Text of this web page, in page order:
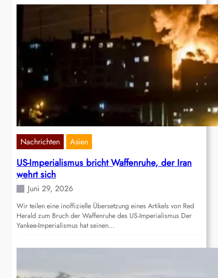
Nachrichten Asien
US-Imperialismus bricht Waffenruhe, der Iran
wehrt sich
Juni 29, 2026
Wir teilen eine inoffizielle Übersetzung eines Artikels von Red
Herald zum Bruch der Waffenruhe des US-Imperialismus Der
Yankee-Imperialismus hat seinen…